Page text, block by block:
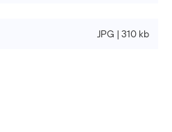
JPG | 310 kb